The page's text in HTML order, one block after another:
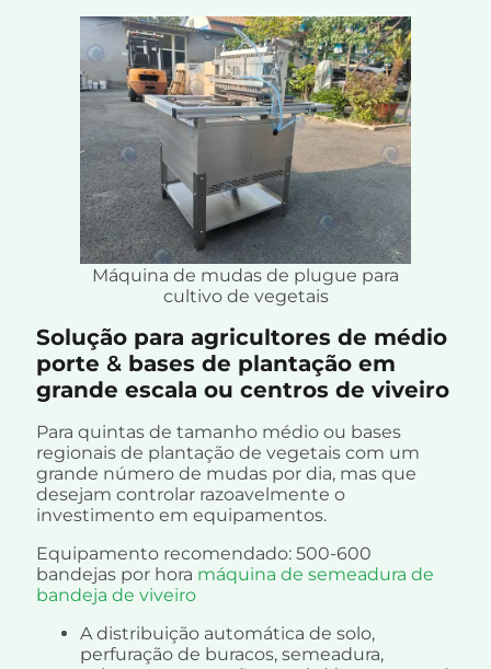
Máquina de mudas de plugue para
cultivo de vegetais
Solução para agricultores de médio
porte & bases de plantação em
grande escala ou centros de viveiro
Para quintas de tamanho médio ou bases
regionais de plantação de vegetais com um
grande número de mudas por dia, mas que
desejam controlar razoavelmente o
investimento em equipamentos.
Equipamento recomendado: 500-600
bandejas por hora máquina de semeadura de
bandeja de viveiro
A distribuição automática de solo,
perfuração de buracos, semeadura,